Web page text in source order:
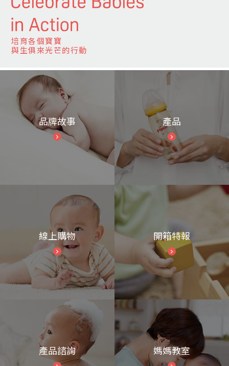
培育各個寶寶
與生俱來光芒的行動
品牌故事 產品
線上購物 開箱特報
產品諮詢 媽媽教室